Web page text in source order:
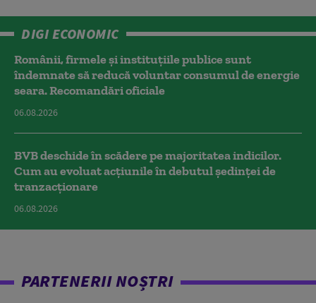
DIGI ECONOMIC
Românii, firmele și instituțiile publice sunt
îndemnate să reducă voluntar consumul de energie
seara. Recomandări oficiale
06.08.2026
BVB deschide în scădere pe majoritatea indicilor.
Cum au evoluat acțiunile în debutul ședinței de
tranzacționare
06.08.2026
PARTENERII NOȘTRI